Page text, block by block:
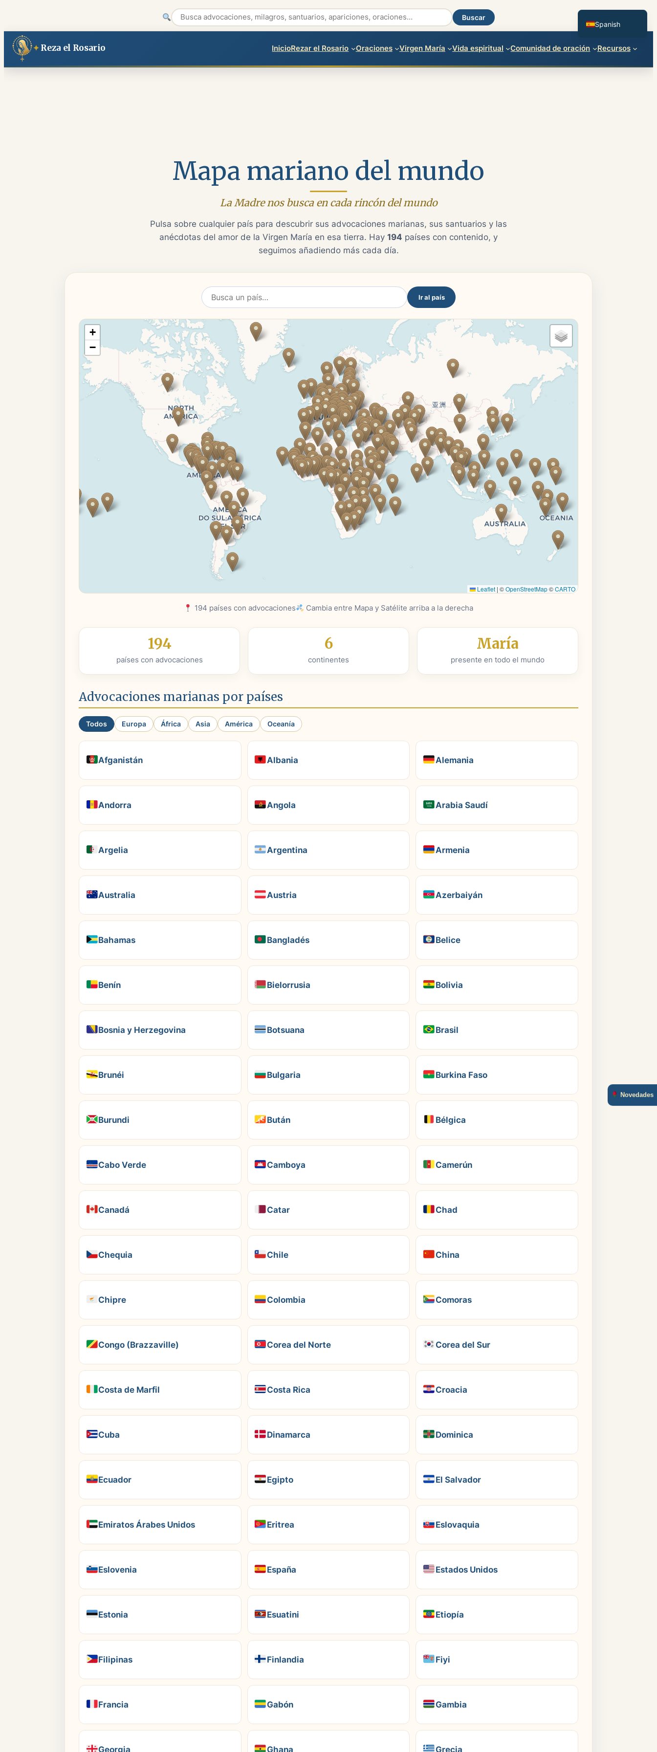
Buscar
Saltar
contenido
Reza el Rosario InicioRezar el Rosario Oraciones Virgen María Vida espiritual Comunidad de oración Recursos
Mapa mariano del mundo
La Madre nos busca en cada rincón del mundo
Pulsa sobre cualquier país para descubrir sus advocaciones marianas, sus santuarios y las
anécdotas del amor de la Virgen María en esa tierra. Hay 194 países con contenido, y
seguimos añadiendo más cada día.
Ir al país
+
−
Leaflet | ©OpenStreetMap©CARTO
194 países con advocaciones Cambia entre Mapa y Satélite arriba a la derecha
194
países con advocaciones
6
continentes
María
presente en todo el mundo
Advocaciones marianas por países
Todos Europa África Asia América Oceanía
Afganistán Albania Alemania
Andorra Angola Arabia Saudí
Argelia Argentina Armenia
Australia Austria Azerbaiyán
Bahamas Bangladés Belice
Benín Bielorrusia Bolivia
Bosnia y Herzegovina Botsuana Brasil
Brunéi Bulgaria Burkina Faso
Burundi Bután Bélgica
Cabo Verde Camboya Camerún
Canadá Catar Chad
Chequia Chile China
Chipre Colombia Comoras
Congo (Brazzaville) Corea del Norte Corea del Sur
Costa de Marfil Costa Rica Croacia
Cuba Dinamarca Dominica
Ecuador Egipto El Salvador
Emiratos Árabes Unidos Eritrea Eslovaquia
Eslovenia España Estados Unidos
Estonia Esuatini Etiopía
Filipinas Finlandia Fiyi
Francia Gabón Gambia
Georgia Ghana Grecia
Novedades
Spanish